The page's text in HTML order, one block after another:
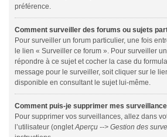
préférence.
Comment surveiller des forums ou sujets
Pour surveiller un forum particulier, une fois
le lien « Surveiller ce forum ». Pour surveiller
répondre à ce sujet et cocher la case du
message pour le surveiller, soit cliquer sur le
disponible en consultant le sujet lui-même.
Comment puis-je supprimer mes
Pour supprimer vos surveillances, allez dans
l’utilisateur (ongletAperçu --> Gestion des